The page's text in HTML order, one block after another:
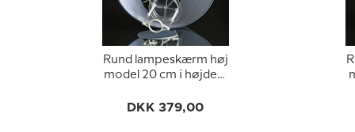
Rund lampeskærm høj
model 20 cm i højden,
DKK 379,00